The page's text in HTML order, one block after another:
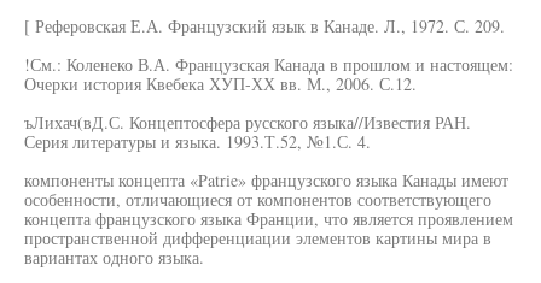
[ Реферовская Е.А. Французский язык в Канаде. Л., 1972. С. 209.
!См.: Коленеко В.А. Французская Канада в прошлом и настоящем:
Очерки история Квебека ХУП-ХХ вв. М., 2006. С.12.
ъЛихач(вД.С. Концептосфера русского языка//Известия РАН.
Серия литературы и языка. 1993.Т.52, №1.С. 4.
компоненты концепта «Patrie» французского языка Канады имеют
особенности, отличающиеся от компонентов соответствующего
концепта французского языка Франции, что является проявлением
пространственной дифференциации элементов картины мира в
вариантах одного языка.